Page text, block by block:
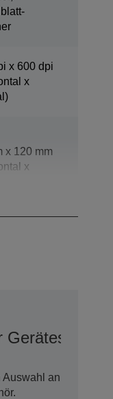
x 600 dpi
x
x 120 mm
x
Geräteschutz
an